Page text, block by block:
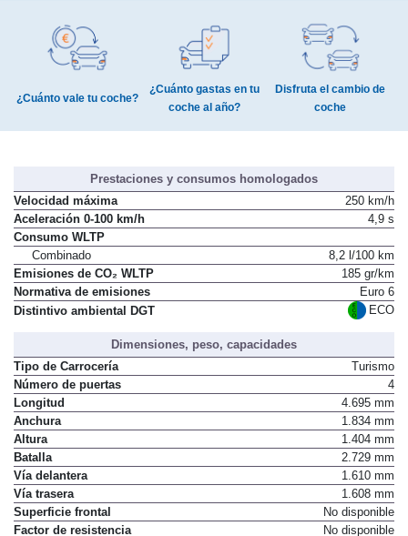
¿Cuánto gastas en tu
Disfruta el cambio de
Prestaciones y consumos homologados
Velocidad máxima
250 km/h
Aceleración 0-100 km/h
Consumo WLTP
Combinado
8,2 l/100 km
Emisiones de CO₂ WLTP
185 gr/km
Normativa de emisiones
Euro 6
Dimensiones, peso, capacidades
Tipo de Carrocería
Turismo
Número de puertas
4
Longitud
4.695 mm
Anchura
1.834 mm
Altura
1.404 mm
Batalla
2.729 mm
Vía delantera
1.610 mm
Vía trasera
1.608 mm
Superficie frontal
No disponible